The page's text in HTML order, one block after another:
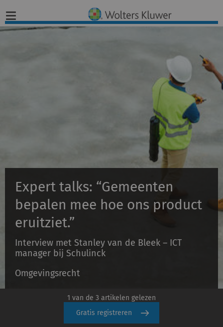
Opleidingen
Juridisch Advies
Over ons
Contact
Inloggen
Expert talks: “Gemeenten
bepalen mee hoe ons product
eruitziet.”
Interview met Stanley van de Bleek – ICT
manager bij Schulinck
Omgevingsrecht
1 van de 3 artikelen gelezen
Gratis registreren